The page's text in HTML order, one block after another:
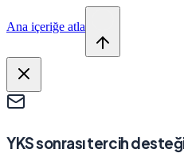
Ana içeriğe atla
YKS sonrası tercih